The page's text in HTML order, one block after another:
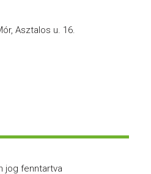
Asztalos u. 16.
jog fenntartva